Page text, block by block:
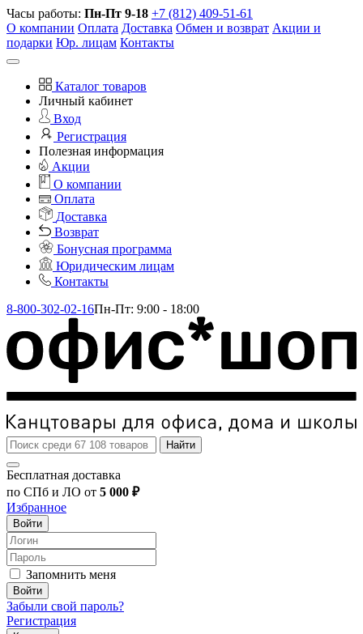
Часы работы: Пн-Пт 9-18 +7 (812) 409-51-61
О компании Оплата Доставка Обмен и возврат Акции и
подарки Юр. лицам Контакты
Каталог товаров
Личный кабинет
Вход
Регистрация
Полезная информация
Акции
О компании
Оплата
Доставка
Возврат
Бонусная программа
Юридическим лицам
Контакты
8-800-302-02-16Пн-Пт: 9:00 - 18:00
Найти
Бесплатная доставка
по СПб и ЛО от 5 000 ₽
Избранное
Войти
Запомнить меня
Войти
Забыли свой пароль?
Регистрация